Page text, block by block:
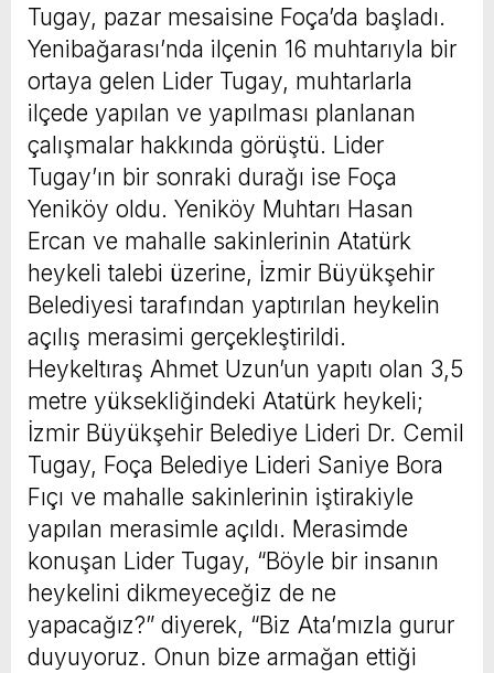
Tugay, pazar mesaisine Foça’da başladı.
Yenibağarası’nda ilçenin 16 muhtarıyla bir
ortaya gelen Lider Tugay, muhtarlarla
ilçede yapılan ve yapılması planlanan
çalışmalar hakkında görüştü. Lider
Tugay’ın bir sonraki durağı ise Foça
Yeniköy oldu. Yeniköy Muhtarı Hasan
Ercan ve mahalle sakinlerinin Atatürk
heykeli talebi üzerine, İzmir Büyükşehir
Belediyesi tarafından yaptırılan heykelin
açılış merasimi gerçekleştirildi.
Heykeltıraş Ahmet Uzun’un yapıtı olan 3,5
metre yüksekliğindeki Atatürk heykeli;
İzmir Büyükşehir Belediye Lideri Dr. Cemil
Tugay, Foça Belediye Lideri Saniye Bora
Fıçı ve mahalle sakinlerinin iştirakiyle
yapılan merasimle açıldı. Merasimde
konuşan Lider Tugay, “Böyle bir insanın
heykelini dikmeyeceğiz de ne
yapacağız?” diyerek, “Biz Ata’mızla gurur
duyuyoruz. Onun bize armağan ettiği